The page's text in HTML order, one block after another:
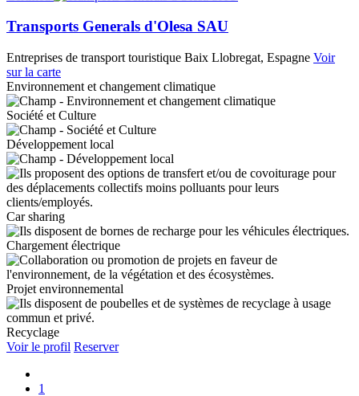
Transports Generals d'Olesa SAU
Entreprises de transport touristique Baix Llobregat, Espagne Voir
sur la carte
Environnement et changement climatique
Société et Culture
Développement local
Car sharing
Chargement électrique
Projet environnemental
Recyclage
Voir le profil Reserver
1